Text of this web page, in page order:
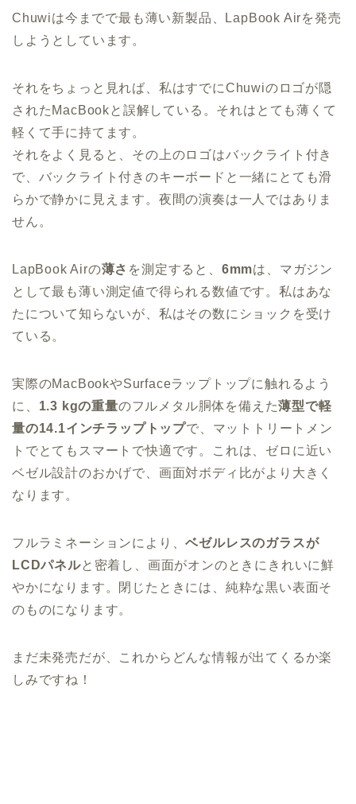
Chuwiは今までで最も薄い新製品、LapBook Airを発売
しようとしています。
それをちょっと見れば、私はすでにChuwiのロゴが隠
されたMacBookと誤解している。それはとても薄くて
軽くて手に持てます。
それをよく見ると、その上のロゴはバックライト付き
で、バックライト付きのキーボードと一緒にとても滑
らかで静かに見えます。夜間の演奏は一人ではありま
せん。
LapBook Airの薄さ を測定すると、 6mmは、マガジン
として最も薄い測定値で得られる数値です。私はあな
たについて知らないが、私はその数にショックを受け
ている。
実際のMacBookやSurfaceラップトップに触れるよう
に、 1.3 kgの重量のフルメタル胴体を備えた薄型で軽
量の14.1インチラップトップで、マットトリートメン
トでとてもスマートで快適です。これは、ゼロに近い
ベゼル設計のおかげで、画面対ボディ比がより大きく
なります。
フルラミネーションにより、ベゼルレスのガラスが
LCDパネルと密着し、画面がオンのときにきれいに鮮
やかになります。閉じたときには、純粋な黒い表面そ
のものになります。
まだ未発売だが、これからどんな情報が出てくるか楽
しみですね！